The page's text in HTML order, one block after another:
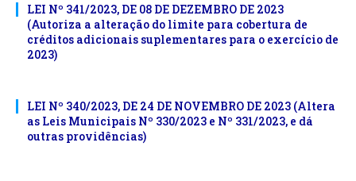
LEI Nº 341/2023, DE 08 DE DEZEMBRO DE 2023
(Autoriza a alteração do limite para cobertura de
créditos adicionais suplementares para o exercício de
2023)
LEI Nº 340/2023, DE 24 DE NOVEMBRO DE 2023 (Altera
as Leis Municipais Nº 330/2023 e Nº 331/2023, e dá
outras providências)